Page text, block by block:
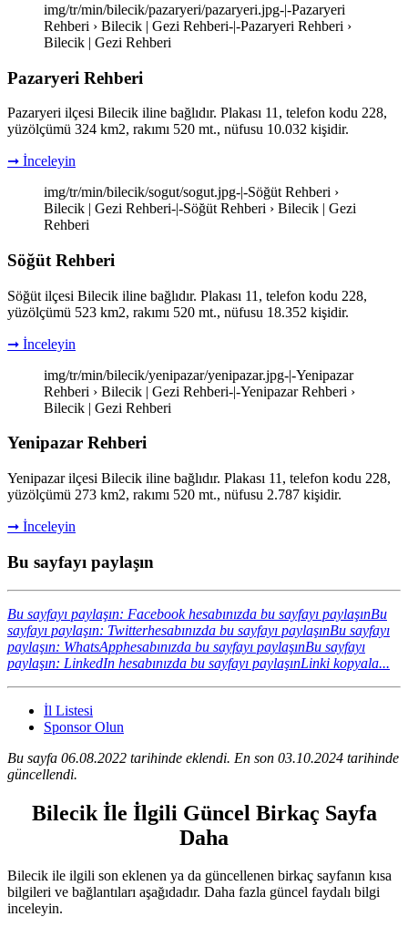
img/tr/min/bilecik/pazaryeri/pazaryeri.jpg-|-Pazaryeri
Rehberi › Bilecik | Gezi Rehberi-|-Pazaryeri Rehberi ›
Bilecik | Gezi Rehberi
Pazaryeri Rehberi
Pazaryeri ilçesi Bilecik iline bağlıdır. Plakası 11, telefon kodu 228,
yüzölçümü 324 km2, rakımı 520 mt., nüfusu 10.032 kişidir.
➞ İnceleyin
img/tr/min/bilecik/sogut/sogut.jpg-|-Söğüt Rehberi ›
Bilecik | Gezi Rehberi-|-Söğüt Rehberi › Bilecik | Gezi
Rehberi
Söğüt Rehberi
Söğüt ilçesi Bilecik iline bağlıdır. Plakası 11, telefon kodu 228,
yüzölçümü 523 km2, rakımı 520 mt., nüfusu 18.352 kişidir.
➞ İnceleyin
img/tr/min/bilecik/yenipazar/yenipazar.jpg-|-Yenipazar
Rehberi › Bilecik | Gezi Rehberi-|-Yenipazar Rehberi ›
Bilecik | Gezi Rehberi
Yenipazar Rehberi
Yenipazar ilçesi Bilecik iline bağlıdır. Plakası 11, telefon kodu 228,
yüzölçümü 273 km2, rakımı 520 mt., nüfusu 2.787 kişidir.
➞ İnceleyin
Bu sayfayı paylaşın
Bu sayfayı paylaşın: Facebook hesabınızda bu sayfayı paylaşınBu
sayfayı paylaşın: Twitterhesabınızda bu sayfayı paylaşınBu sayfayı
paylaşın: WhatsApphesabınızda bu sayfayı paylaşınBu sayfayı
paylaşın: LinkedIn hesabınızda bu sayfayı paylaşınLinki kopyala...
İl Listesi
Sponsor Olun
Bu sayfa 06.08.2022 tarihinde eklendi. En son 03.10.2024 tarihinde
güncellendi.
Bilecik İle İlgili Güncel Birkaç Sayfa
Daha
Bilecik ile ilgili son eklenen ya da güncellenen birkaç sayfanın kısa
bilgileri ve bağlantıları aşağıdadır. Daha fazla güncel faydalı bilgi
inceleyin.